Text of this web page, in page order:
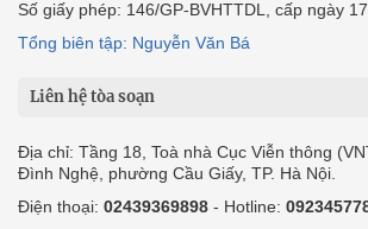
Số giấy phép: 146/GP-BVHTTDL, cấp ngày
Tổng biên tập: Nguyễn Văn Bá
Liên hệ tòa soạn
Địa chỉ: Tầng 18, Toà nhà Cục Viễn thông
Đình Nghệ, phường Cầu Giấy, TP. Hà Nội.
Điện thoại: 02439369898 - Hotline: